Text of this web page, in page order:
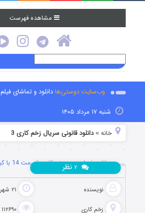
مشاهده فهرست
وب‌سایت دوستی‌هادانلود و تماشای فیلم
شنبه ۱۷ مرداد ۱۴۰۵
خانه »دانلود قانونی سریال زخم کاری 3
دانلود فصل سوم زخم کاری قسمت 14 با کیفیت BluRay
نویسنده ۲۱ شهریور ۱۴۰۳
زخم کاری ۱۱۲۶۹۰ بازدید
۲ نظر